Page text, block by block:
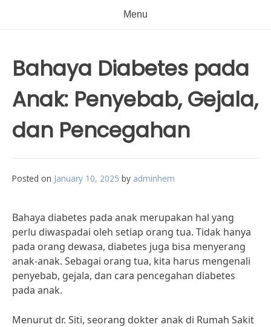
Menu
Bahaya Diabetes pada
Anak: Penyebab, Gejala,
dan Pencegahan
Posted on January 10, 2025 by adminhem
Bahaya diabetes pada anak merupakan hal yang
perlu diwaspadai oleh setiap orang tua. Tidak hanya
pada orang dewasa, diabetes juga bisa menyerang
anak-anak. Sebagai orang tua, kita harus mengenali
penyebab, gejala, dan cara pencegahan diabetes
pada anak.
Menurut dr. Siti, seorang dokter anak di Rumah Sakit